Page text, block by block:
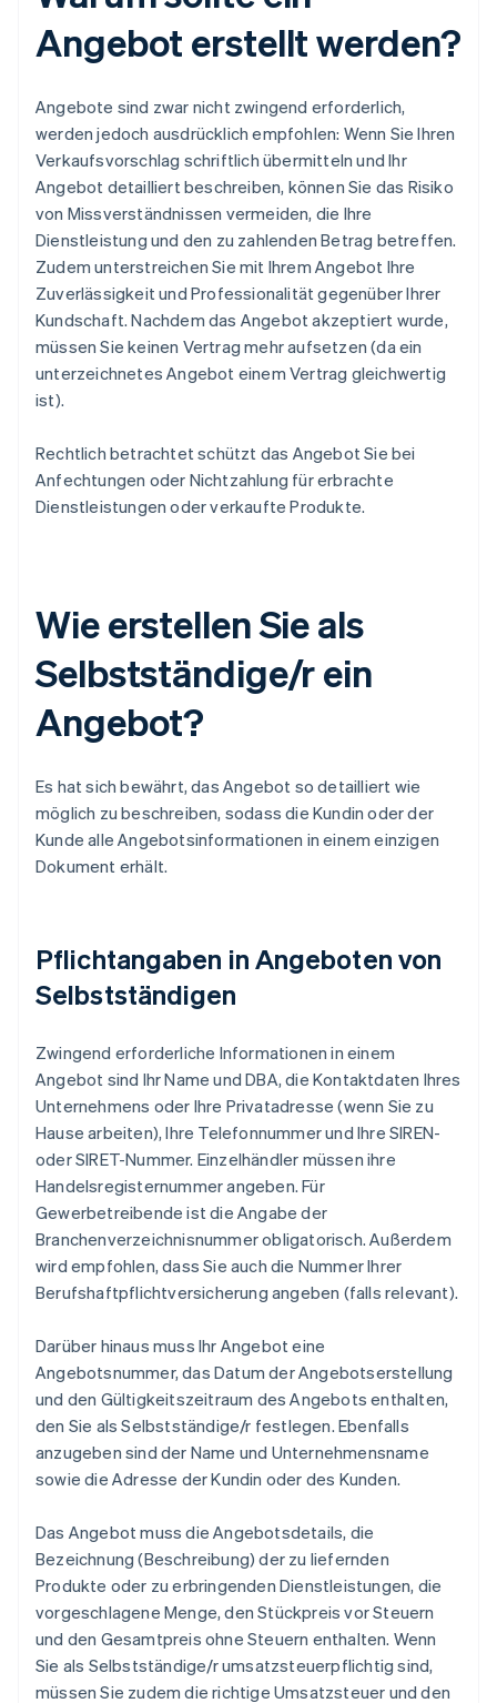
Angebot erstellt werden?
Angebote sind zwar nicht zwingend erforderlich,
werden jedoch ausdrücklich empfohlen: Wenn Sie Ihren
Verkaufsvorschlag schriftlich übermitteln und Ihr
Angebot detailliert beschreiben, können Sie das Risiko
von Missverständnissen vermeiden, die Ihre
Dienstleistung und den zu zahlenden Betrag betreffen.
Zudem unterstreichen Sie mit Ihrem Angebot Ihre
Zuverlässigkeit und Professionalität gegenüber Ihrer
Kundschaft. Nachdem das Angebot akzeptiert wurde,
müssen Sie keinen Vertrag mehr aufsetzen (da ein
unterzeichnetes Angebot einem Vertrag gleichwertig
ist).
Rechtlich betrachtet schützt das Angebot Sie bei
Anfechtungen oder Nichtzahlung für erbrachte
Dienstleistungen oder verkaufte Produkte.
Wie erstellen Sie als
Selbstständige/r ein
Angebot?
Es hat sich bewährt, das Angebot so detailliert wie
möglich zu beschreiben, sodass die Kundin oder der
Kunde alle Angebotsinformationen in einem einzigen
Dokument erhält.
Pflichtangaben in Angeboten von
Selbstständigen
Zwingend erforderliche Informationen in einem
Angebot sind Ihr Name und DBA, die Kontaktdaten Ihres
Unternehmens oder Ihre Privatadresse (wenn Sie zu
Hause arbeiten), Ihre Telefonnummer und Ihre SIREN-
oder SIRET-Nummer. Einzelhändler müssen ihre
Handelsregisternummer angeben. Für
Gewerbetreibende ist die Angabe der
Branchenverzeichnisnummer obligatorisch. Außerdem
wird empfohlen, dass Sie auch die Nummer Ihrer
Berufshaftpflichtversicherung angeben (falls relevant).
Darüber hinaus muss Ihr Angebot eine
Angebotsnummer, das Datum der Angebotserstellung
und den Gültigkeitszeitraum des Angebots enthalten,
den Sie als Selbstständige/r festlegen. Ebenfalls
anzugeben sind der Name und Unternehmensname
sowie die Adresse der Kundin oder des Kunden.
Das Angebot muss die Angebotsdetails, die
Bezeichnung (Beschreibung) der zu liefernden
Produkte oder zu erbringenden Dienstleistungen, die
vorgeschlagene Menge, den Stückpreis vor Steuern
und den Gesamtpreis ohne Steuern enthalten. Wenn
Sie als Selbstständige/r umsatzsteuerpflichtig sind,
müssen Sie zudem die richtige Umsatzsteuer und den